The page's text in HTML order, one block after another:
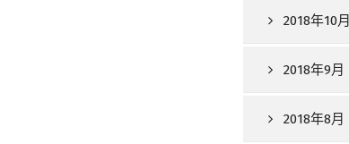
2018年10月
2018年9月
2018年8月